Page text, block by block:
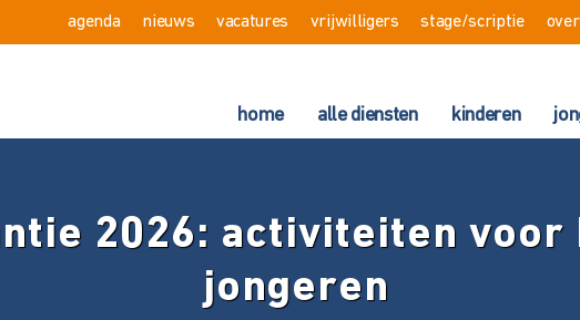
agenda nieuws vacatures vrijwilligers stage/scriptie
home alle diensten kinderen
2026: activiteiten voor
jongeren